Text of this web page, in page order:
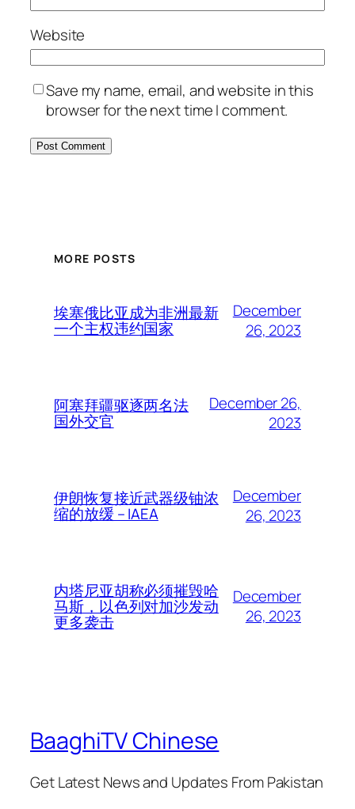
Website
Save my name, email, and website in this
browser for the next time I comment.
MORE POSTS
埃塞俄比亚成为非洲最新
一个主权违约国家
December
26, 2023
阿塞拜疆驱逐两名法
国外交官
December 26,
2023
伊朗恢复接近武器级铀浓
缩的放缓 – IAEA
December
26, 2023
内塔尼亚胡称必须摧毁哈
马斯，以色列对加沙发动
更多袭击
December
26, 2023
BaaghiTV Chinese
Get Latest News and Updates From Pakistan